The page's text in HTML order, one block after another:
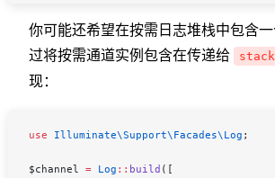
你可能还希望在按需日志堆栈中包含
过将按需通道实例包含在传递给
stack
现：
use Illuminate\Support\Facades\ Log ;
$channel = Log :: build ([